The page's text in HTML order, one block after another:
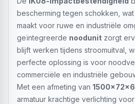
bescherming tegen schokken,
maakt voor ruwe en industriële
geïntegreerde noodunit zorgt
blijft werken tijdens stroomuitval,
perfecte oplossing is voor
commerciële en industriële
Met een afmeting van
armatuur krachtige verlichting